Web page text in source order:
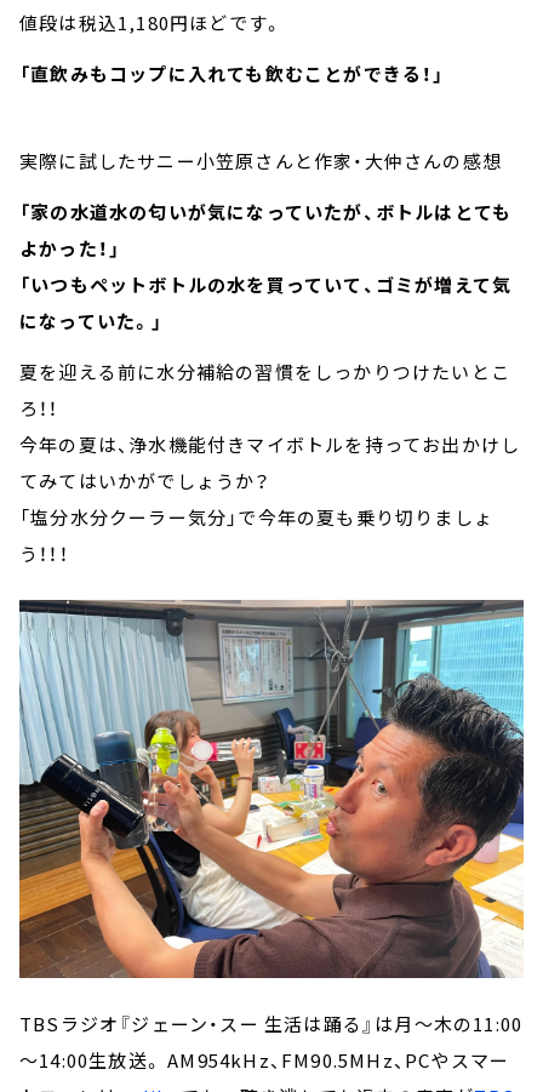
値段は税込1,180円ほどです。
「直飲みもコップに入れても飲むことができる！」
実際に試したサニー小笠原さんと作家・大仲さんの感想
「家の水道水の匂いが気になっていたが、ボトルはとても
よかった！」
「いつもペットボトルの水を買っていて、ゴミが増えて気
になっていた。」
夏を迎える前に水分補給の習慣をしっかりつけたいとこ
ろ！！
今年の夏は、浄水機能付きマイボトルを持ってお出かけし
てみてはいかがでしょうか？
「塩分水分クーラー気分」で今年の夏も乗り切りましょ
う！！！
TBSラジオ『ジェーン・スー 生活は踊る』は月～木の11:00
～14:00生放送。 AM954kHz、FM90.5MHz、PCやスマー